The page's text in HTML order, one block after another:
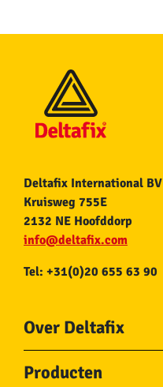
Deltafix International BV
Kruisweg 755E
2132 NE Hoofddorp
info@deltafix.com
Tel: +31(0)20 655 63 90
Over Deltafix
Voor gemeentes
Producten